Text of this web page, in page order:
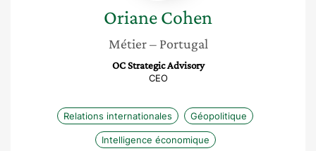
OrianeCohen
Métier – Portugal
OC Strategic Advisory
CEO
Relations internationales Géopolitique
Intelligence économique